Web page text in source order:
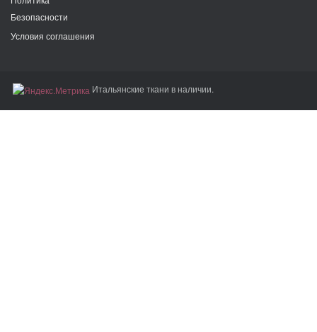
Безопасности
Условия соглашения
Итальянские ткани в наличии.